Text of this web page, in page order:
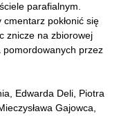
parafialnym.
pokłonić się
znicze na zbiorowej
przez
Edwarda Deli, Piotra
Gajowca,